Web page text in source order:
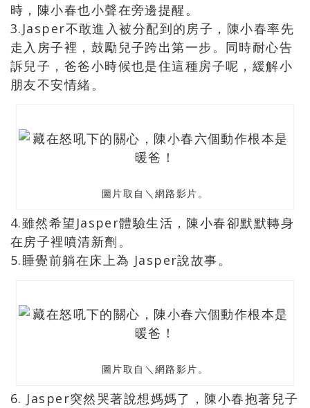
時，陳小春也小聲在旁邊提醒。
3.Jasper不敢進入被分配到的房子，陳小春率先
走入房子裡，鼓勵兒子跨出第一步。同時耐心告
訴兒子，爸爸小時候也是住這種房子呢，緩解小
朋友不安情緒。
圖片取自＼網路影片。
4.雖然希望Jasper體驗生活，陳小春卻默默轉身
在房子裡噴清新劑。
5.睡覺前躺在床上為 Jasper說故事。
圖片取自＼網路影片。
6. Jasper突然哭著說想媽媽了，陳小春抱著兒子